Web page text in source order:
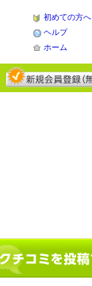
初めての方へ
ヘルプ
ホーム